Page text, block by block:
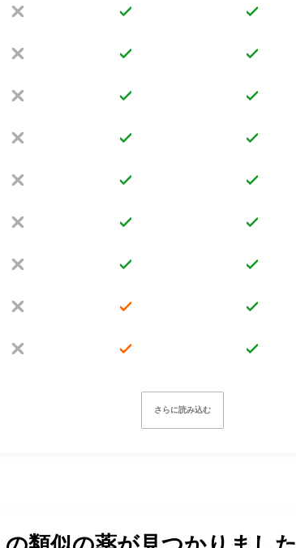
さらに読み込む